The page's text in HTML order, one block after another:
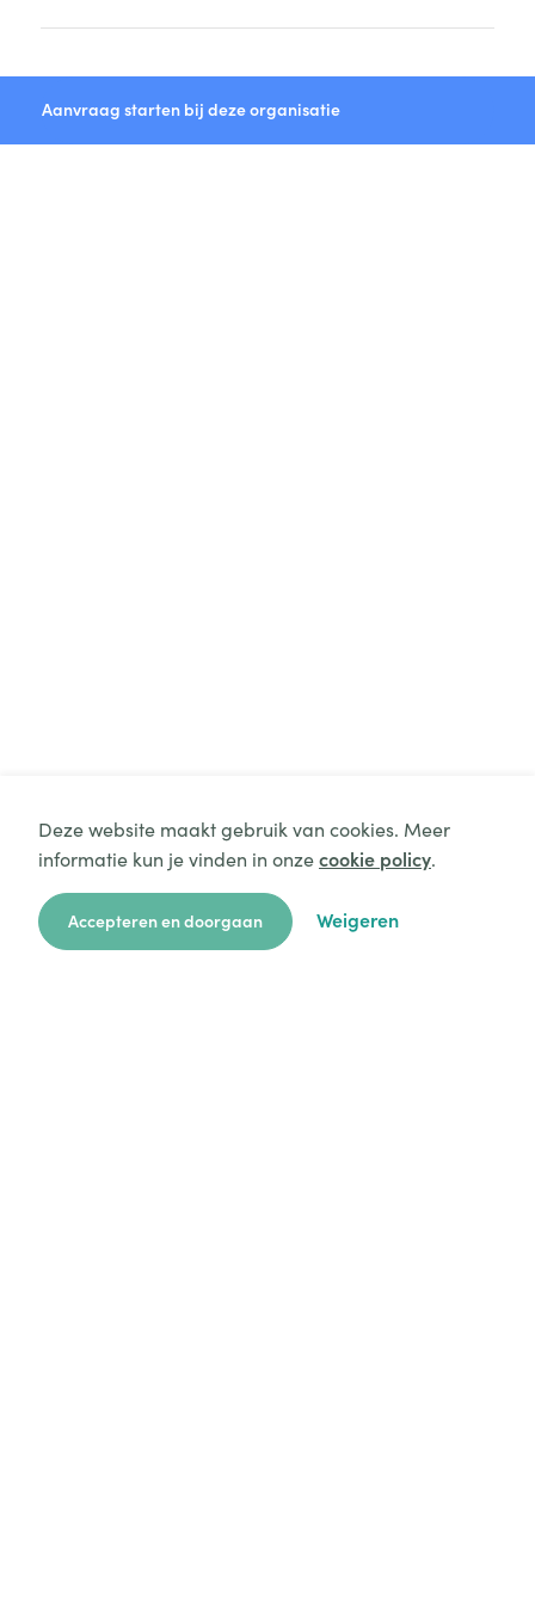
Aanvraag starten bij deze organisatie
Deze website maakt gebruik van cookies. Meer
informatie kun je vinden in onzecookie policy.
Accepteren en doorgaan Weigeren